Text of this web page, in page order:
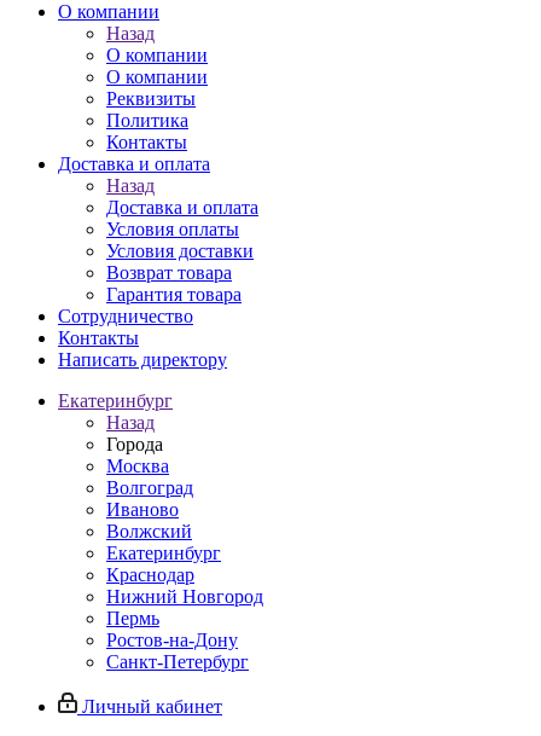
О компании
Назад
О компании
О компании
Реквизиты
Политика
Контакты
Доставка и оплата
Назад
Доставка и оплата
Условия оплаты
Условия доставки
Возврат товара
Гарантия товара
Сотрудничество
Контакты
Написать директору
Екатеринбург
Назад
Города
Москва
Волгоград
Иваново
Волжский
Екатеринбург
Краснодар
Нижний Новгород
Пермь
Ростов-на-Дону
Санкт-Петербург
Личный кабинет